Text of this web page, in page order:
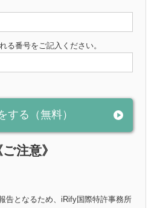
る番号をご記入ください。
ご注意》
告となるため、iRify国際特許事務所